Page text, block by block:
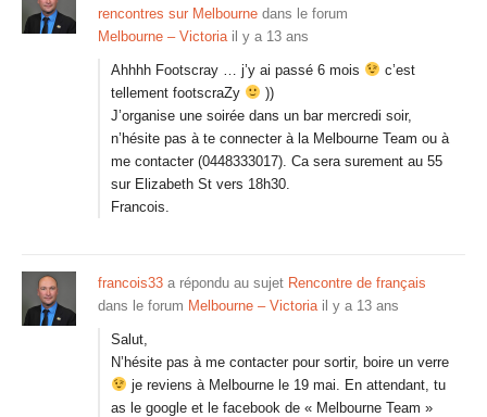
rencontres sur Melbourne dans le forum
Melbourne – Victoria il y a 13 ans
Ahhhh Footscray … j’y ai passé 6 mois
c’est
tellement footscraZy
))
J’organise une soirée dans un bar mercredi soir,
n’hésite pas à te connecter à la Melbourne Team ou à
me contacter (0448333017). Ca sera surement au 55
sur Elizabeth St vers 18h30.
Francois.
francois33 a répondu au sujet Rencontre de français
dans le forum Melbourne – Victoria il y a 13 ans
Salut,
N’hésite pas à me contacter pour sortir, boire un verre
je reviens à Melbourne le 19 mai. En attendant, tu
as le google et le facebook de « Melbourne Team »